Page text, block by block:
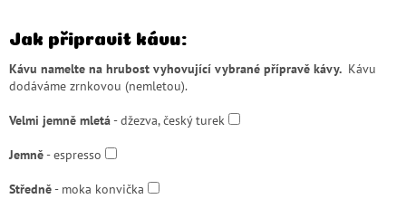
Jak připravit kávu:
Kávu namelte na hrubost vyhovující vybrané přípravě kávy. Kávu
dodáváme zrnkovou (nemletou).
Velmi jemně mletá- džezva, český turek
Jemně- espresso
Středně- moka konvička